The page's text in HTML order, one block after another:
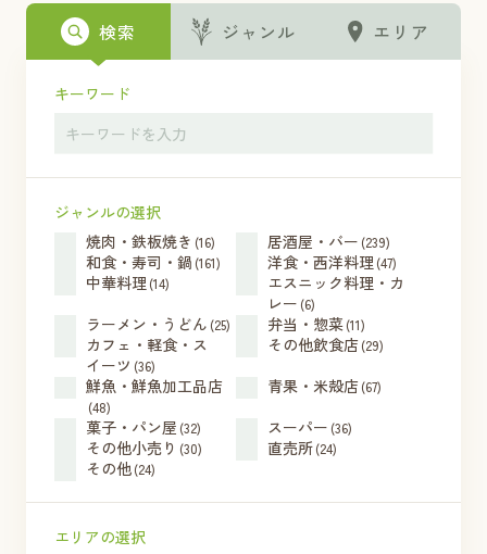
検索 ジャンル エリア
キーワード
ジャンルの選択
焼肉・鉄板焼き (16) 居酒屋・バー (239)
和食・寿司・鍋 (161) 洋食・西洋料理 (47)
中華料理 (14)
エスニック料理・カ
レー (6)
ラーメン・うどん (25) 弁当・惣菜(11)
カフェ・軽食・ス
イーツ (36)
その他飲食店(29)
鮮魚・鮮魚加工品店
(48)
青果・米殻店(67)
菓子・パン屋 (32) スーパー (36)
その他小売り (30) 直売所(24)
その他(24)
エリアの選択